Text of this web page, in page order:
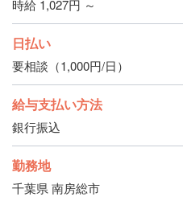
時給 1,027円 ～
日払い
要相談（1,000円/日）
給与支払い方法
銀行振込
勤務地
千葉県 南房総市